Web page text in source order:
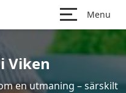
Menu
Viken
en utmaning – särskilt